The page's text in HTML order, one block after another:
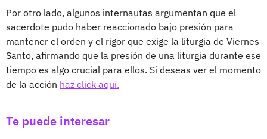
Por otro lado, algunos internautas argumentan que el
sacerdote pudo haber reaccionado bajo presión para
mantener el orden y el rigor que exige la liturgia de Viernes
Santo, afirmando que la presión de una liturgia durante ese
tiempo es algo crucial para ellos. Si deseas ver el momento
de la acción haz click aquí.
Te puede interesar